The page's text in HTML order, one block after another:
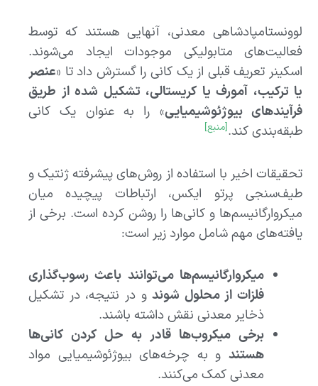
لوونستامپادشاهی معدنی، آنهایی هستند که توسط
فعالیت‌های متابولیکی موجودات ایجاد می‌شوند.
اسکینر تعریف قبلی از یک کانی را گسترش داد تا «عنصر
یا ترکیب، آمورف یا کریستالی، تشکیل شده از طریق
فرآیندهای بیوژئوشیمیایی» را به عنوان یک کانی
طبقه‌بندی کند.[منبع]
تحقیقات اخیر با استفاده از روش‌های پیشرفته ژنتیک و
طیف‌سنجی پرتو ایکس، ارتباطات پیچیده میان
میکروارگانیسم‌ها و کانی‌ها را روشن کرده است. برخی از
یافته‌های مهم شامل موارد زیر است:
میکروارگانیسم‌ها می‌توانند باعث رسوب‌گذاری
فلزات از محلول شوندو در نتیجه، در تشکیل
ذخایر معدنی نقش داشته باشند.
برخی میکروب‌ها قادر به حل کردن کانی‌ها
هستندو به چرخه‌های بیوژئوشیمیایی مواد
معدنی کمک می‌کنند.